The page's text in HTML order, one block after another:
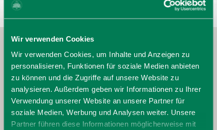
Wir verwenden Cookies
Wir verwenden Cookies, um Inhalte und Anzeigen zu
personalisieren, Funktionen für soziale Medien anbieten
zu können und die Zugriffe auf unsere Website zu
analysieren. Außerdem geben wir Informationen zu Ihrer
Verwendung unserer Website an unsere Partner für
soziale Medien, Werbung und Analysen weiter. Unsere
Partner führen diese Informationen möglicherweise mit